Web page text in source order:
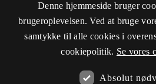
Denne hjemmeside bruger
brugeroplevelsen. Ved at bruge
samtykke til alle cookies i
cookiepolitik. Se vores
Absolut